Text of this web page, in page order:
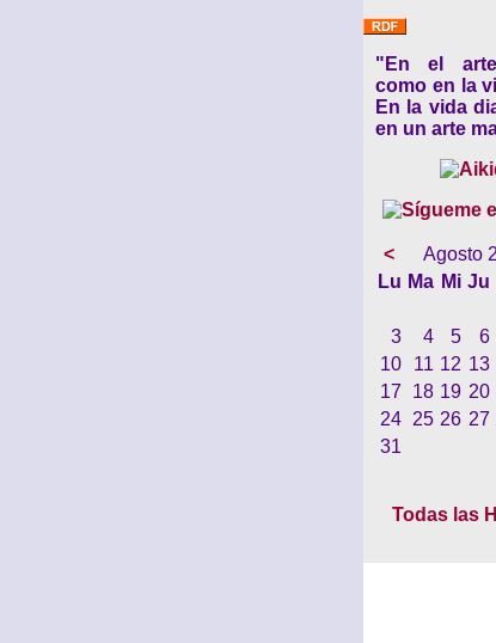
"En el arte
como en la
En la vida
en un arte
<
Agosto
Lu Ma Mi Ju
3
4 5 6
10
11 12 13
17
18 19 20
24
25 26 27
31
Todas las